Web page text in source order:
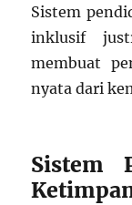
Sistem
inklusif
membuat
nyata dari
Sistem